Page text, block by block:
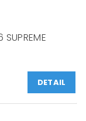
SUPREME
DETAIL